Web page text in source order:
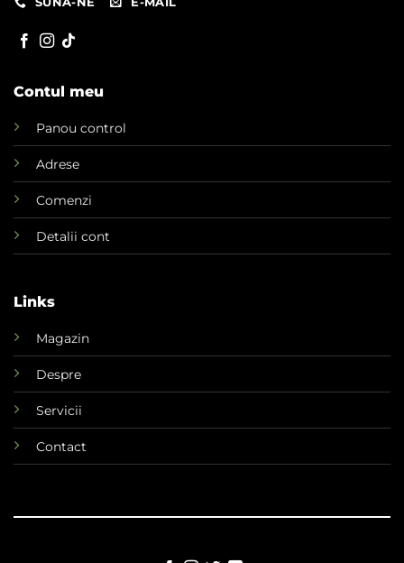
Contul meu
Panou control
Adrese
Comenzi
Detalii cont
Links
Magazin
Despre
Servicii
Contact